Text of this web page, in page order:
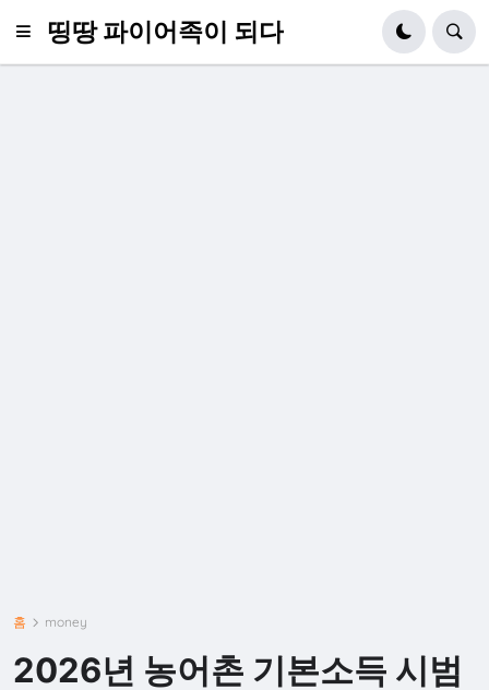
띵땅 파이어족이 되다
홈 money
2026년 농어촌 기본소득 시범